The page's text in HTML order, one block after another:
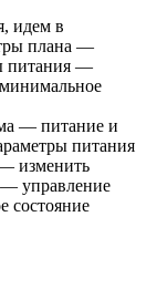
идем в
плана —
питания —
— питание и
питания
изменить
управление
состояние